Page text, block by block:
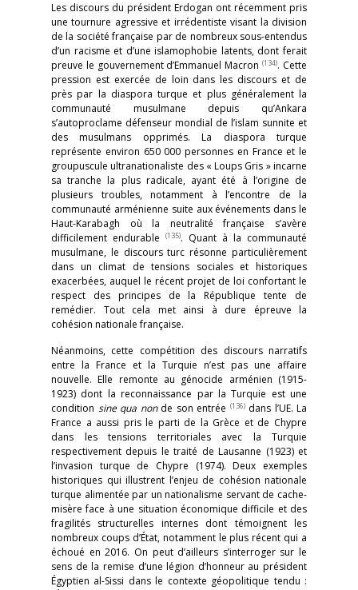
Les discours du président Erdogan ont récemment pris
une tournure agressive et irrédentiste visant la division
de la société française par de nombreux sous-entendus
d’un racisme et d’une islamophobie latents, dont ferait
preuve le gouvernement d’Emmanuel Macron(134). Cette
pression est exercée de loin dans les discours et de
près par la diaspora turque et plus généralement la
communauté musulmane depuis qu’Ankara
s’autoproclame défenseur mondial de l’islam sunnite et
des musulmans opprimés. La diaspora turque
représente environ 650 000 personnes en France et le
groupuscule ultranationaliste des « Loups Gris » incarne
sa tranche la plus radicale, ayant été à l’origine de
plusieurs troubles, notamment à l’encontre de la
communauté arménienne suite aux événements dans le
Haut-Karabagh où la neutralité française s’avère
difficilement endurable
(135). Quant à la communauté
musulmane, le discours turc résonne particulièrement
dans un climat de tensions sociales et historiques
exacerbées, auquel le récent projet de loi confortant le
respect des principes de la République tente de
remédier. Tout cela met ainsi à dure épreuve la
cohésion nationale française.
Néanmoins, cette compétition des discours narratifs
entre la France et la Turquie n’est pas une affaire
nouvelle. Elle remonte au génocide arménien (1915-
1923) dont la reconnaissance par la Turquie est une
condition sine qua nonde son entrée (136)dans l’UE. La
France a aussi pris le parti de la Grèce et de Chypre
dans les tensions territoriales avec la Turquie
respectivement depuis le traité de Lausanne (1923) et
l’invasion turque de Chypre (1974). Deux exemples
historiques qui illustrent l’enjeu de cohésion nationale
turque alimentée par un nationalisme servant de cache-
misère face à une situation économique difficile et des
fragilités structurelles internes dont témoignent les
nombreux coups d’État, notamment le plus récent qui a
échoué en 2016. On peut d’ailleurs s’interroger sur le
sens de la remise d’une légion d’honneur au président
Égyptien al-Sissi dans le contexte géopolitique tendu :